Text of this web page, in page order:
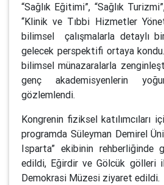
“Sağlık Eğitimi”, “Sağlık
“Klinik ve Tıbbi Hizmetler
bilimsel çalışmalarla detaylı
gelecek perspektifi ortaya
bilimsel münazaralarla
genç akademisyenlerin
gözlemlendi.
Kongrenin fiziksel katılımcıları
programda Süleyman Demirel
Isparta” ekibinin rehberliğinde
edildi, Eğirdir ve Gölcük gölleri
Demokrasi Müzesi ziyaret edildi.